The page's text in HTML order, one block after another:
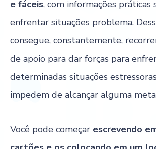
e fáceis, com informações práticas
enfrentar situações problema.
consegue, constantemente,
de apoio para dar forças para
determinadas situações
impedem de alcançar alguma
Você pode começar escrevendo